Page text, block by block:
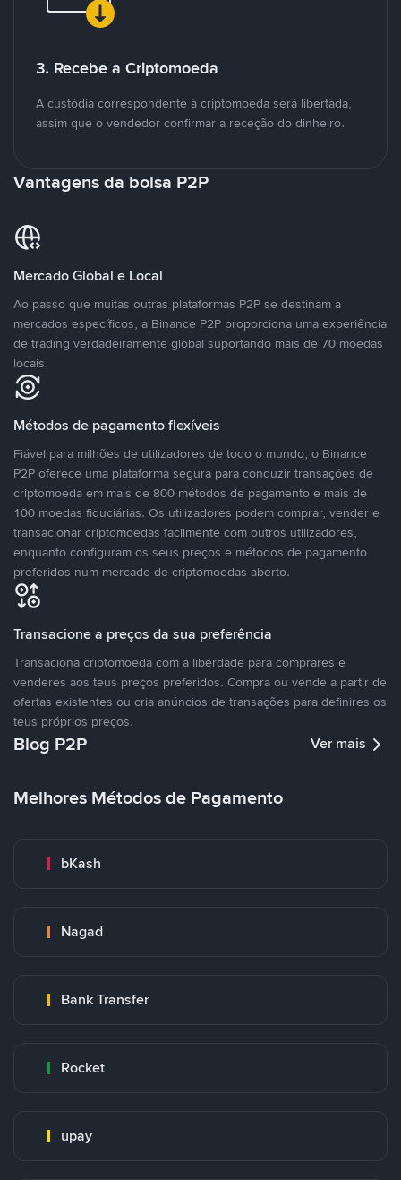
3. Recebe a Criptomoeda
A custódia correspondente à criptomoeda será libertada,
assim que o vendedor confirmar a receção do dinheiro.
Vantagens da bolsa P2P
Mercado Global e Local
Ao passo que muitas outras plataformas P2P se destinam a
mercados específicos, a Binance P2P proporciona uma experiência
de trading verdadeiramente global suportando mais de 70 moedas
locais.
Métodos de pagamento flexíveis
Fiável para milhões de utilizadores de todo o mundo, o Binance
P2P oferece uma plataforma segura para conduzir transações de
criptomoeda em mais de 800 métodos de pagamento e mais de
100 moedas fiduciárias. Os utilizadores podem comprar, vender e
transacionar criptomoedas facilmente com outros utilizadores,
enquanto configuram os seus preços e métodos de pagamento
preferidos num mercado de criptomoedas aberto.
Transacione a preços da sua preferência
Transaciona criptomoeda com a liberdade para comprares e
venderes aos teus preços preferidos. Compra ou vende a partir de
ofertas existentes ou cria anúncios de transações para definires os
teus próprios preços.
Blog P2P Ver mais
Melhores Métodos de Pagamento
bKash
Nagad
Bank Transfer
Rocket
upay